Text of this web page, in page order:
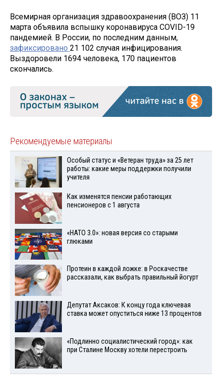
Всемирная организация здравоохранения (ВОЗ) 11
марта объявила вспышку коронавируса COVID-19
пандемией. В России, по последним данным,
зафиксировано 21 102 случая инфицирования.
Выздоровели 1694 человека, 170 пациентов
скончались.
Рекомендуемые материалы
Особый статус и «Ветеран труда» за 25 лет
работы: какие меры поддержки получили
учителя
Как изменятся пенсии работающих
пенсионеров с 1 августа
«НАТО 3.0»: новая версия со старыми
глюками
Протеин в каждой ложке: в Роскачестве
рассказали, как выбрать правильный йогурт
Депутат Аксаков: К концу года ключевая
ставка может опуститься ниже 13 процентов
«Подлинно социалистический город»: как
при Сталине Москву хотели перестроить